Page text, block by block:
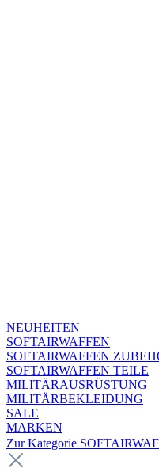
NEUHEITEN
SOFTAIRWAFFEN
SOFTAIRWAFFEN
SOFTAIRWAFFEN TEILE
MILITÄRAUSRÜSTUNG
MILITÄRBEKLEIDUNG
SALE
MARKEN
Zur Kategorie